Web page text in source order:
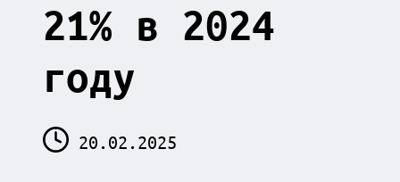
21% в 2024
году
20.02.2025